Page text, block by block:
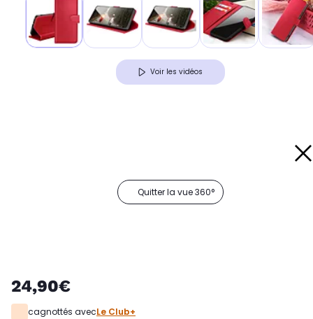
Voir les vidéos
Quitter la vue 360°
24,90€
cagnottés avecLe Club+